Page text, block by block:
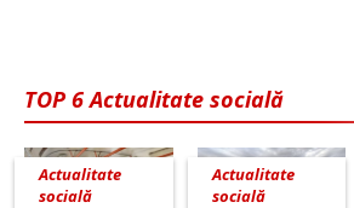
TOP 6 Actualitate socială
Actualitate
socială
Actualitate
socială